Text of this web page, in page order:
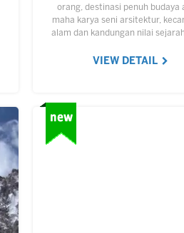
orang, destinasi penuh budaya
maha karya seni arsitektur,
alam dan kandungan nilai
dijadikan objek wisata,…
VIEW DETAIL